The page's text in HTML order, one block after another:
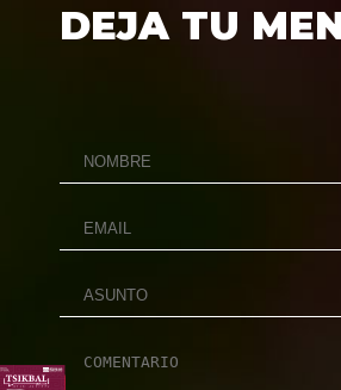
DEJA TU